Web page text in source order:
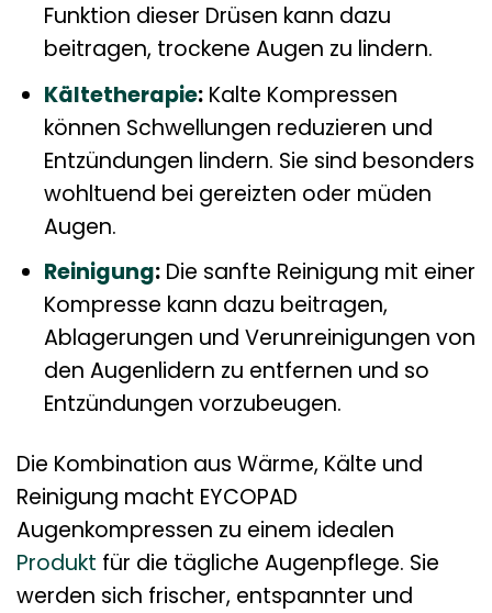
Funktion dieser Drüsen kann dazu
beitragen, trockene Augen zu lindern.
Kältetherapie:Kalte Kompressen
können Schwellungen reduzieren und
Entzündungen lindern. Sie sind besonders
wohltuend bei gereizten oder müden
Augen.
Reinigung:Die sanfte Reinigung mit einer
Kompresse kann dazu beitragen,
Ablagerungen und Verunreinigungen von
den Augenlidern zu entfernen und so
Entzündungen vorzubeugen.
Die Kombination aus Wärme, Kälte und
Reinigung macht EYCOPAD
Augenkompressen zu einem idealen
Produkt für die tägliche Augenpflege. Sie
werden sich frischer, entspannter und